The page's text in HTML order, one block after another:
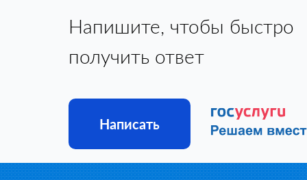
Напишите, чтобы быстро
получить ответ
Написать